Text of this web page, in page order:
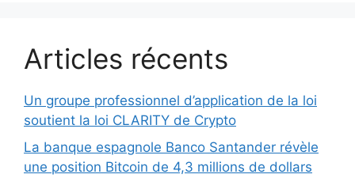
Articles récents
Un groupe professionnel d’application de la loi
soutient la loi CLARITY de Crypto
La banque espagnole Banco Santander révèle
une position Bitcoin de 4,3 millions de dollars